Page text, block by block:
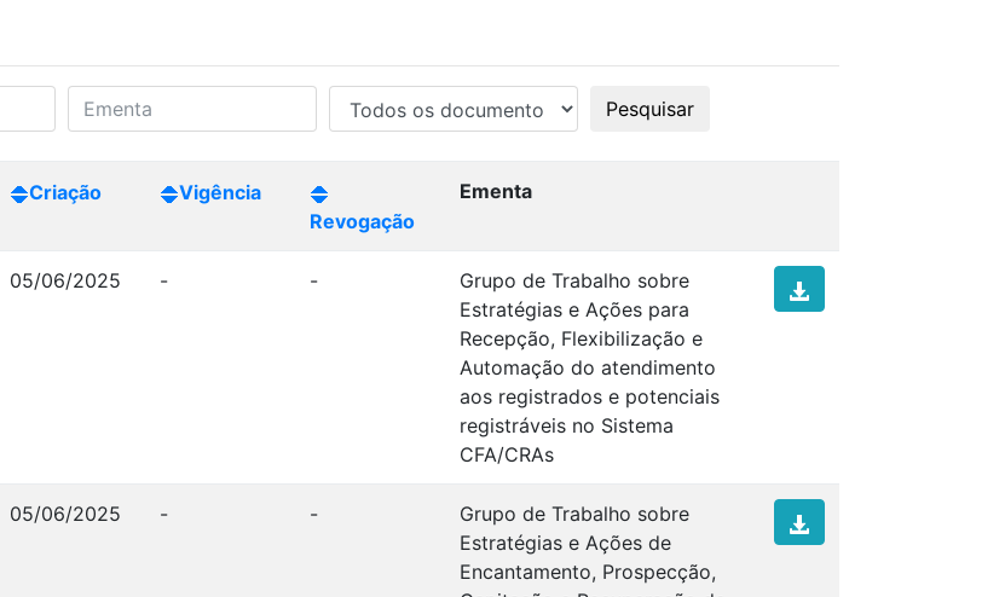
Pesquisar
Criação
Vigência
Revogação
Ementa
05/06/2025 - -
Grupo de Trabalho sobre
Estratégias e Ações para
Recepção, Flexibilização e
Automação do atendimento
aos registrados e potenciais
registráveis no Sistema
CFA/CRAs
05/06/2025 - -
Grupo de Trabalho sobre
Estratégias e Ações de
Encantamento, Prospecção,